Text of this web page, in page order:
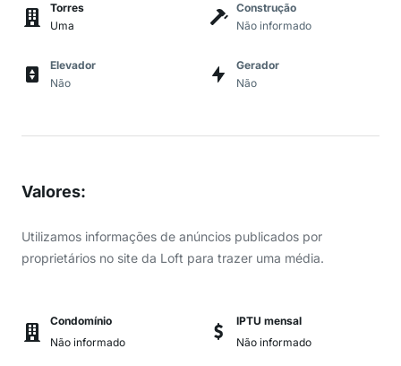
Torres
Uma
Construção
Não informado
Elevador
Não
Gerador
Não
Valores:
Utilizamos informações de anúncios publicados por
proprietários no site da Loft para trazer uma média.
Condomínio
Não informado
IPTU mensal
Não informado